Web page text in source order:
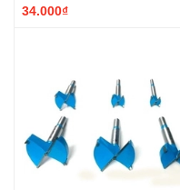
34.000₫